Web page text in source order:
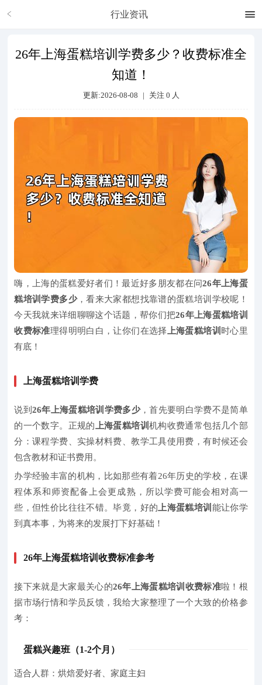
行业资讯
26年上海蛋糕培训学费多少？收费标准全
知道！
更新:2026-08-08 | 关注 0 人
嗨，上海的蛋糕爱好者们！最近好多朋友都在问26年上海蛋
糕培训学费多少，看来大家都想找靠谱的蛋糕培训学校呢！
今天我就来详细聊聊这个话题，帮你们把26年上海蛋糕培训
收费标准理得明明白白，让你们在选择 上海蛋糕培训 时心里
有底！
上海蛋糕培训学费
说到 26年上海蛋糕培训学费多少，首先要明白学费不是简单
的一个数字。正规的
上海蛋糕培训 机构收费通常包括几个部
分：课程学费、实操材料费、教学工具使用费，有时候还会
包含教材和证书费用。
办学经验丰富的机构，比如那些有着26年历史的学校，在课
程体系和师资配备上会更成熟，所以学费可能会相对高一
些，但性价比往往不错。毕竟，好的 上海蛋糕培训 能让你学
到真本事，为将来的发展打下好基础！
26年上海蛋糕培训收费标准参考
接下来就是大家最关心的26年上海蛋糕培训收费标准啦！根
据市场行情和学员反馈，我给大家整理了一个大致的价格参
考：
蛋糕兴趣班（1-2个月）
适合人群：烘焙爱好者、家庭主妇